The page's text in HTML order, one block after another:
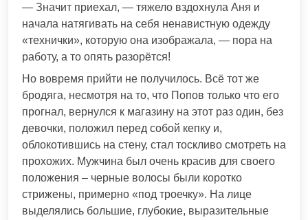
— Значит приехал, — тяжело вздохнула Аня и
начала натягивать на себя ненавистную одежду
«технички», которую она изображала, — пора на
работу, а то опять разорётся!
Но вовремя прийти не получилось. Всё тот же
бродяга, несмотря на то, что Попов только что его
прогнал, вернулся к магазину на этот раз один, без
девочки, положил перед собой кепку и,
облокотившись на стену, стал тоскливо смотреть на
прохожих. Мужчина был очень красив для своего
положения – черные волосы были коротко
стрижены, примерно «под троечку». На лице
выделялись большие, глубокие, выразительные